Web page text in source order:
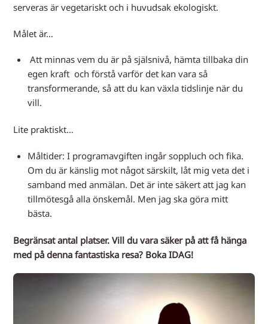
serveras är vegetariskt och i huvudsak ekologiskt.
Målet är…
Att minnas vem du är på själsnivå, hämta tillbaka din
egen kraft och förstå varför det kan vara så
transformerande, så att du kan växla tidslinje när du
vill.
Lite praktiskt…
Måltider: I programavgiften ingår soppluch och fika.
Om du är känslig mot något särskilt, låt mig veta det i
samband med anmälan. Det är inte säkert att jag kan
tillmötesgå alla önskemål. Men jag ska göra mitt
bästa.
Begränsat antal platser. Vill du vara säker på att få hänga
med på denna fantastiska resa? Boka IDAG!